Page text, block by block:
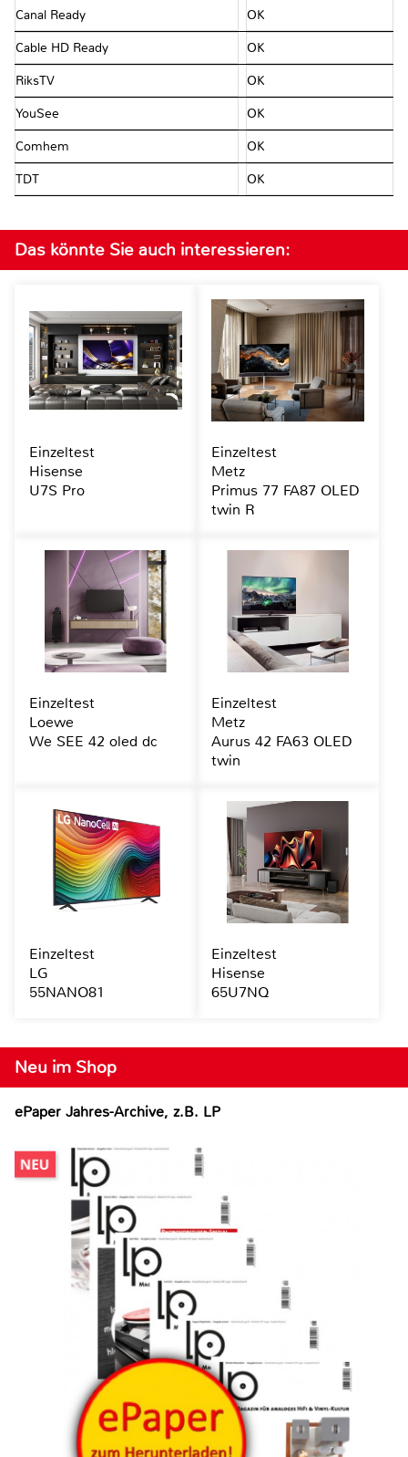
Canal Ready OK
Cable HD Ready OK
RiksTV OK
YouSee OK
Comhem OK
TDT OK
Neu im Shop
ePaper Jahres-Archive, z.B. LP
Das könnte Sie auch interessieren:
Einzeltest
Hisense
U7S Pro
Einzeltest
Metz
Primus 77 FA87 OLED
twin R
Einzeltest
Loewe
We SEE 42 oled dc
Einzeltest
Metz
Aurus 42 FA63 OLED
twin
Einzeltest
LG
55NANO81
Einzeltest
Hisense
65U7NQ